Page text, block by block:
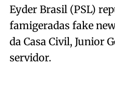
Eyder Brasil (PSL)
famigeradas fake
da Casa Civil, Junior
servidor.